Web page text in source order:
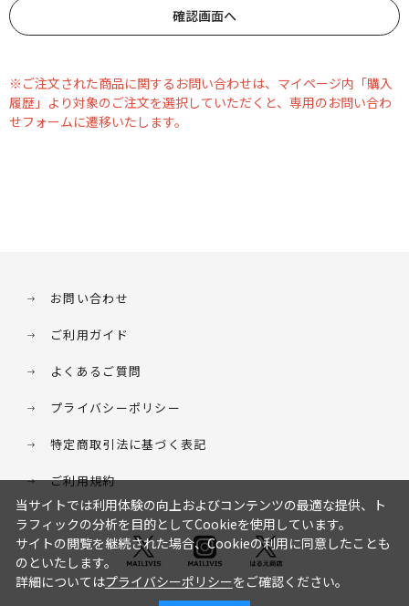
※ご注文された商品に関するお問い合わせは、マイページ内「購入
履歴」より対象のご注文を選択していただくと、専用のお問い合わ
せフォームに遷移いたします。
お問い合わせ
ご利用ガイド
よくあるご質問
プライバシーポリシー
特定商取引法に基づく表記
ご利用規約
当サイトでは利用体験の向上およびコンテンツの最適な提供、ト
ラフィックの分析を目的としてCookieを使用しています。
サイトの閲覧を継続された場合、Cookieの利用に同意したことも
のといたします。
詳細についてはプライバシーポリシーをご確認ください。